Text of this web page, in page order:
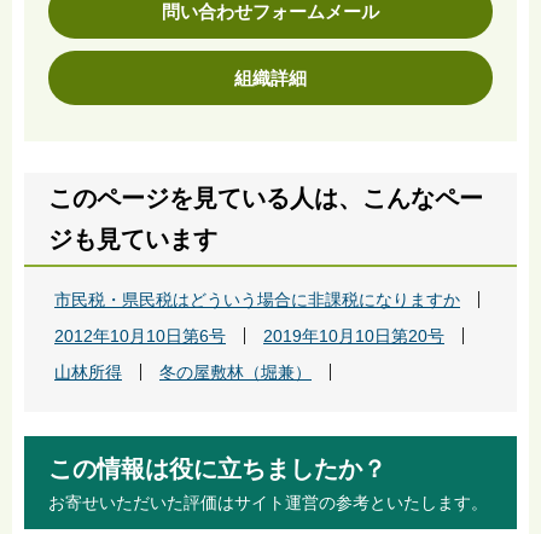
問い合わせフォームメール
組織詳細
このページを見ている人は、こんなペー
ジも見ています
市民税・県民税はどういう場合に非課税になりますか
2012年10月10日第6号
2019年10月10日第20号
山林所得
冬の屋敷林（堀兼）
この情報は役に立ちましたか？
お寄せいただいた評価はサイト運営の参考といたします。